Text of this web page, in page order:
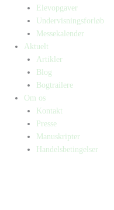
Elevopgaver
Undervisningsforløb
Messekalender
Aktuelt
Artikler
Blog
Bogtrailere
Om os
Kontakt
Presse
Manuskripter
Handelsbetingelser